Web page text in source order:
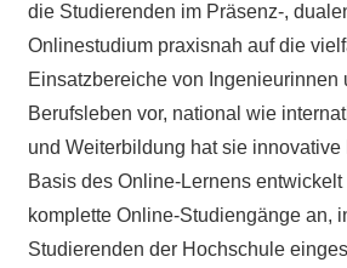
die Studierenden im Präsenz-,
Onlinestudium praxisnah auf die
Einsatzbereiche von Ingenieurinnen
Berufsleben vor, national wie
und Weiterbildung hat sie innovative
Basis des Online-Lernens entwickelt
komplette Online-Studiengänge an,
Studierenden der Hochschule